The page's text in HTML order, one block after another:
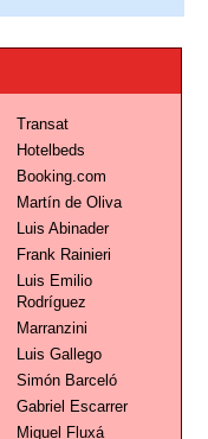
Transat
Hotelbeds
Booking.com
Martín de Oliva
Luis Abinader
Frank Rainieri
Luis Emilio
Rodríguez
Marranzini
Luis Gallego
Simón Barceló
Gabriel Escarrer
Miguel Fluxá